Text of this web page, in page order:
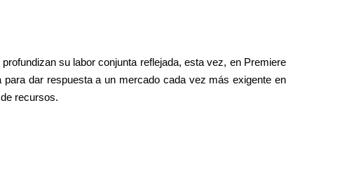
su labor conjunta reflejada, esta vez, en Premiere
para dar respuesta a un mercado cada vez más exigente en
recursos.